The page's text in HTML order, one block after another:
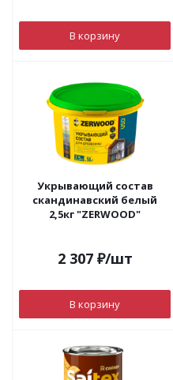
В корзину
Укрывающий состав
скандинавский белый
2,5кг "ZERWOOD"
2 307₽/шт
В корзину